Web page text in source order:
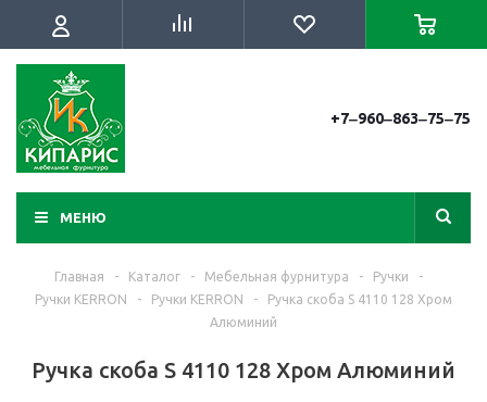
+7‒960‒863‒75‒75
МЕНЮ
Главная - Каталог - Мебельная фурнитура - Ручки
-
Ручки KERRON
- Ручки KERRON -
Ручка скоба S 4110 128 Хром
Алюминий
Ручка скоба S 4110 128 Хром Алюминий